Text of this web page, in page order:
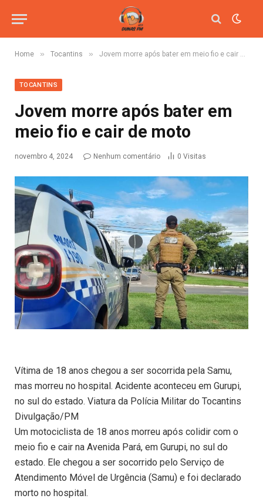
Home » Tocantins » Jovem morre após bater em meio fio e cair de moto
TOCANTINS
Jovem morre após bater em
meio fio e cair de moto
novembro 4, 2024 Nenhum comentário 0 Visitas
Vítima de 18 anos chegou a ser socorrida pela Samu,
mas morreu no hospital. Acidente aconteceu em Gurupi,
no sul do estado. Viatura da Polícia Militar do Tocantins
Divulgação/PM
Um motociclista de 18 anos morreu após colidir com o
meio fio e cair na Avenida Pará, em Gurupi, no sul do
estado. Ele chegou a ser socorrido pelo Serviço de
Atendimento Móvel de Urgência (Samu) e foi declarado
morto no hospital.